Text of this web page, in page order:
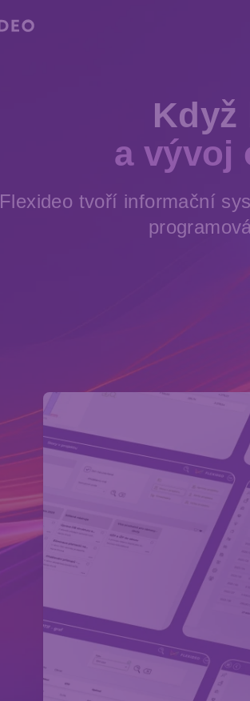
Když
a vývoj
Flexideo tvoří informační